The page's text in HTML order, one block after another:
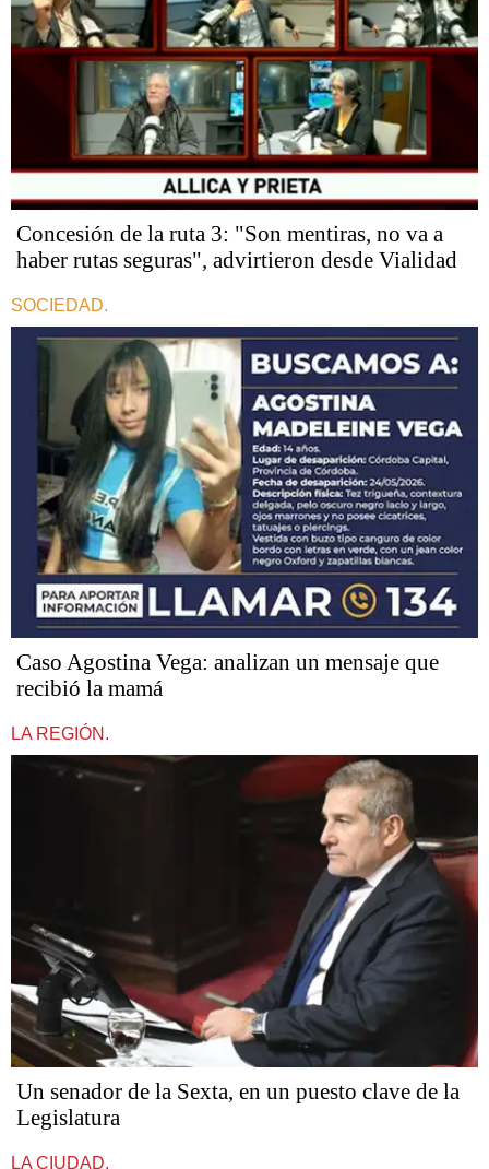
Concesión de la ruta 3: "Son mentiras, no va a
haber rutas seguras", advirtieron desde Vialidad
SOCIEDAD.
Caso Agostina Vega: analizan un mensaje que
recibió la mamá
LA REGIÓN.
Un senador de la Sexta, en un puesto clave de la
Legislatura
LA CIUDAD.